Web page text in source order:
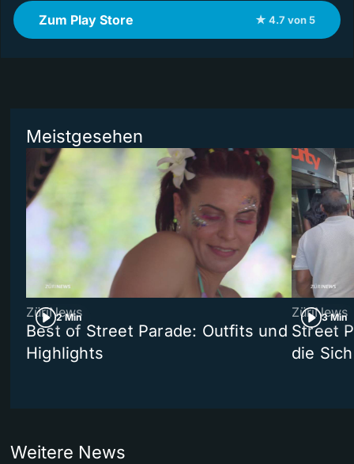
Zum Play Store ★ 4.7 von 5
Meistgesehen
2 Min
ZüriNews
Best of Street Parade: Outfits und
Highlights
3 Min
ZüriNews
Street
die
Weitere News